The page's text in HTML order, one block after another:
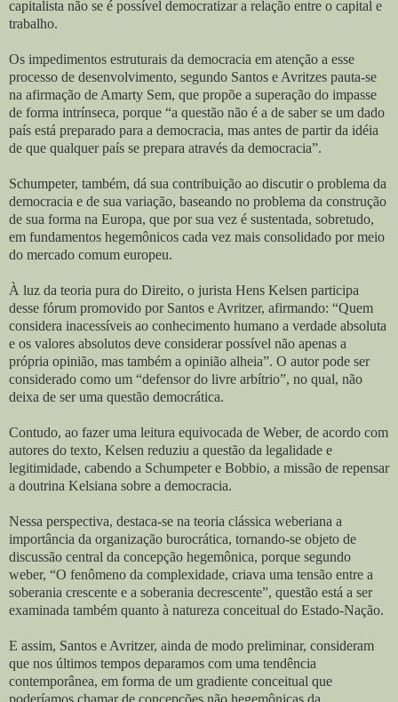
capitalista não se é possível democratizar a relação entre o capital e
trabalho.
Os impedimentos estruturais da democracia em atenção a esse
processo de desenvolvimento, segundo Santos e Avritzes pauta-se
na afirmação de Amarty Sem, que propõe a superação do impasse
de forma intrínseca, porque “a questão não é a de saber se um dado
país está preparado para a democracia, mas antes de partir da idéia
de que qualquer país se prepara através da democracia”.
Schumpeter, também, dá sua contribuição ao discutir o problema da
democracia e de sua variação, baseando no problema da construção
de sua forma na Europa, que por sua vez é sustentada, sobretudo,
em fundamentos hegemônicos cada vez mais consolidado por meio
do mercado comum europeu.
À luz da teoria pura do Direito, o jurista Hens Kelsen participa
desse fórum promovido por Santos e Avritzer, afirmando: “Quem
considera inacessíveis ao conhecimento humano a verdade absoluta
e os valores absolutos deve considerar possível não apenas a
própria opinião, mas também a opinião alheia”. O autor pode ser
considerado como um “defensor do livre arbítrio”, no qual, não
deixa de ser uma questão democrática.
Contudo, ao fazer uma leitura equivocada de Weber, de acordo com
autores do texto, Kelsen reduziu a questão da legalidade e
legitimidade, cabendo a Schumpeter e Bobbio, a missão de repensar
a doutrina Kelsiana sobre a democracia.
Nessa perspectiva, destaca-se na teoria clássica weberiana a
importância da organização burocrática, tornando-se objeto de
discussão central da concepção hegemônica, porque segundo
weber, “O fenômeno da complexidade, criava uma tensão entre a
soberania crescente e a soberania decrescente”, questão está a ser
examinada também quanto à natureza conceitual do Estado-Nação.
E assim, Santos e Avritzer, ainda de modo preliminar, consideram
que nos últimos tempos deparamos com uma tendência
contemporânea, em forma de um gradiente conceitual que
poderíamos chamar de concepções não hegemônicas da